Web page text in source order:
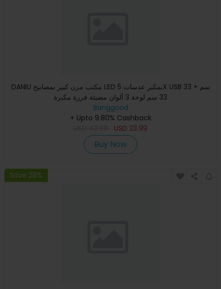
DANIU مكتب مرن كبير بمصابيح LED بمكبر عدسات 5X USB 33 سم +
33 سم لوحة 3 ألوان مضيئة فرزة مكبرة
Banggood
+ Upto 9.80% Cashback
USD 23.99
Buy Now
Save 28%